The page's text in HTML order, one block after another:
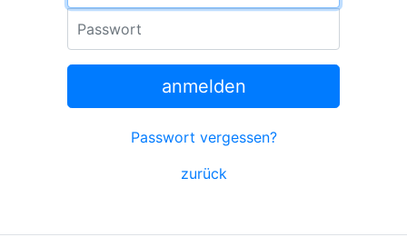
anmelden
Passwort vergessen?
zurück